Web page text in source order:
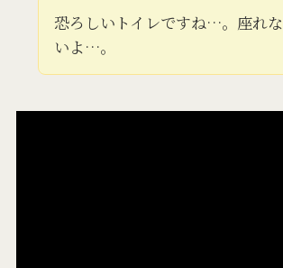
恐ろしいトイレですね…。座れな
いよ…。